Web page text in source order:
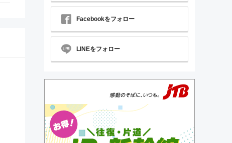
Facebookをフォロー
LINEをフォロー